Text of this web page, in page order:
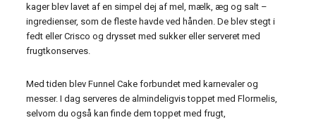
kager blev lavet af en simpel dej af mel, mælk, æg og salt –
ingredienser, som de fleste havde ved hånden. De blev stegt i
fedt eller Crisco og drysset med sukker eller serveret med
frugtkonserves.
Med tiden blev Funnel Cake forbundet med karnevaler og
messer. I dag serveres de almindeligvis toppet med Flormelis,
selvom du også kan finde dem toppet med frugt,